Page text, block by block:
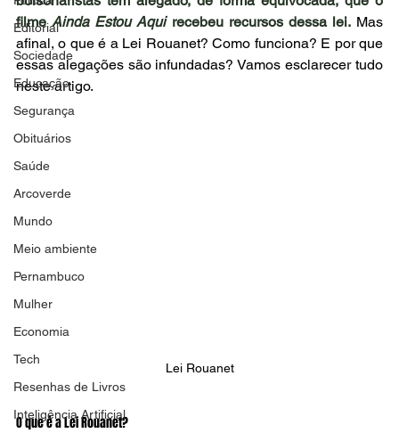
Editorial
Sociedade
Educação
Segurança
Obituários
Saúde
Arcoverde
Mundo
Meio ambiente
Pernambuco
Mulher
Economia
Tech
Resenhas de Livros
Inteligência Artificial
filme Ainda Estou Aqui recebeu recursos dessa lei. Mas
afinal, o que é a Lei Rouanet? Como funciona? E por que
essas alegações são infundadas? Vamos esclarecer tudo
neste artigo.
Lei Rouanet
O que é a Lei Rouanet?